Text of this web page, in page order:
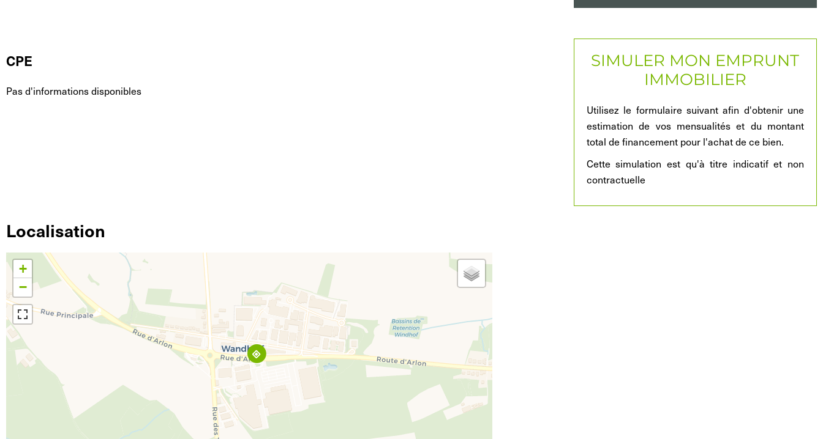
CPE
Pas d'informations disponibles
Localisation
+
−
SIMULER MON EMPRUNT
IMMOBILIER
Utilisez le formulaire suivant afin d'obtenir une
estimation de vos mensualités et du montant
total de financement pour l'achat de ce bien.
Cette simulation est qu'à titre indicatif et non
contractuelle